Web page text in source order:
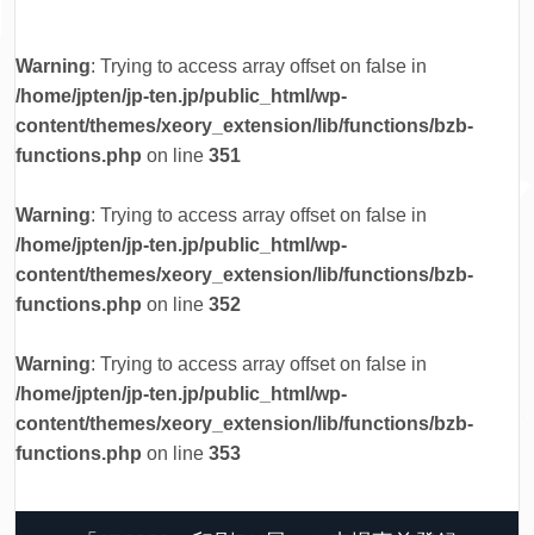
Warning: Trying to access array offset on false in
/home/jpten/jp-ten.jp/public_html/wp-
content/themes/xeory_extension/lib/functions/bzb-
functions.php on line 351
Warning: Trying to access array offset on false in
/home/jpten/jp-ten.jp/public_html/wp-
content/themes/xeory_extension/lib/functions/bzb-
functions.php on line 352
Warning: Trying to access array offset on false in
/home/jpten/jp-ten.jp/public_html/wp-
content/themes/xeory_extension/lib/functions/bzb-
functions.php on line 353